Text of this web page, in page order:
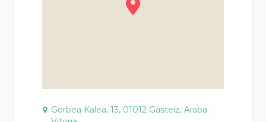
Gorbea Kalea, 13, 01012 Gasteiz, Araba.